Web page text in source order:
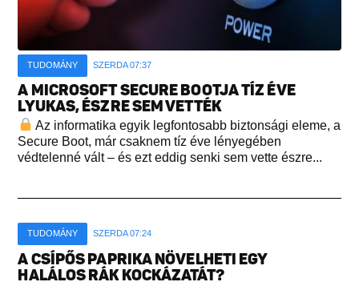
TUDOMÁNY SZERDA 07:37
A MICROSOFT SECURE BOOTJA TÍZ ÉVE
LYUKAS, ÉSZRE SEM VETTÉK
Az informatika egyik legfontosabb biztonsági eleme, a
Secure Boot, már csaknem tíz éve lényegében
védtelenné vált – és ezt eddig senki sem vette észre...
TUDOMÁNY SZERDA 07:24
A CSÍPŐS PAPRIKA NÖVELHETI EGY
HALÁLOS RÁK KOCKÁZATÁT?